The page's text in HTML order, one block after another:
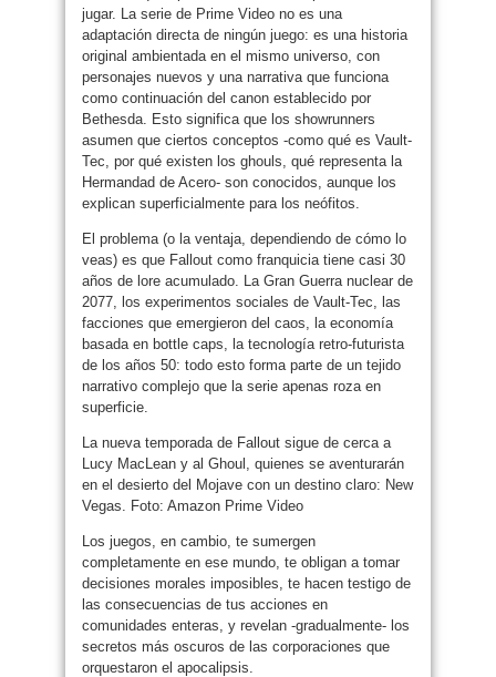
jugar. La serie de Prime Video no es una
adaptación directa de ningún juego: es una historia
original ambientada en el mismo universo, con
personajes nuevos y una narrativa que funciona
como continuación del canon establecido por
Bethesda. Esto significa que los showrunners
asumen que ciertos conceptos -como qué es Vault-
Tec, por qué existen los ghouls, qué representa la
Hermandad de Acero- son conocidos, aunque los
explican superficialmente para los neófitos.
El problema (o la ventaja, dependiendo de cómo lo
veas) es que Fallout como franquicia tiene casi 30
años de lore acumulado. La Gran Guerra nuclear de
2077, los experimentos sociales de Vault-Tec, las
facciones que emergieron del caos, la economía
basada en bottle caps, la tecnología retro-futurista
de los años 50: todo esto forma parte de un tejido
narrativo complejo que la serie apenas roza en
superficie.
La nueva temporada de Fallout sigue de cerca a
Lucy MacLean y al Ghoul, quienes se aventurarán
en el desierto del Mojave con un destino claro: New
Vegas. Foto: Amazon Prime Video
Los juegos, en cambio, te sumergen
completamente en ese mundo, te obligan a tomar
decisiones morales imposibles, te hacen testigo de
las consecuencias de tus acciones en
comunidades enteras, y revelan -gradualmente- los
secretos más oscuros de las corporaciones que
orquestaron el apocalipsis.